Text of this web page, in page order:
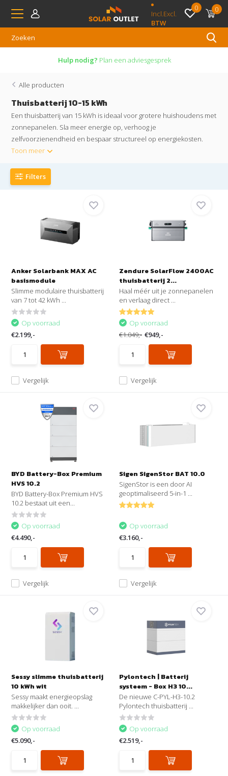
Incl.Excl.
BTW
0 0
Hulp nodig? Plan een adviesgesprek
Alle producten
Thuisbatterij 10-15 kWh
Een thuisbatterij van 15 kWh is ideaal voor grotere huishoudens met
zonnepanelen. Sla meer energie op, verhoog je
zelfvoorzienendheid en bespaar structureel op energiekosten.
Toon meer
Filters
Anker Solarbank MAX AC
basismodule
Slimme modulaire thuisbatterij
van 7 tot 42 kWh ...
Vergelijk
Op voorraad
€2.199,-
Zendure SolarFlow 2400AC
thuisbatterij 2...
Haal méér uit je zonnepanelen
en verlaag direct ...
Vergelijk
Op voorraad
€1.049,- €949,-
BYD Battery-Box Premium
HVS 10.2
BYD Battery-Box Premium HVS
10.2 bestaat uit een...
Vergelijk
Op voorraad
€4.490,-
Sigen SigenStor BAT 10.0
SigenStor is een door AI
geoptimaliseerd 5-in-1 ...
Vergelijk
Op voorraad
€3.160,-
Sessy slimme thuisbatterij
10 kWh wit
Sessy maakt energieopslag
makkelijker dan ooit. ...
Op voorraad
€5.090,-
Pylontech | Batterij
systeem - Box H3 10...
De nieuwe C-PYL-H3-10.2
Pylontech thuisbatterij ...
Op voorraad
€2.519,-